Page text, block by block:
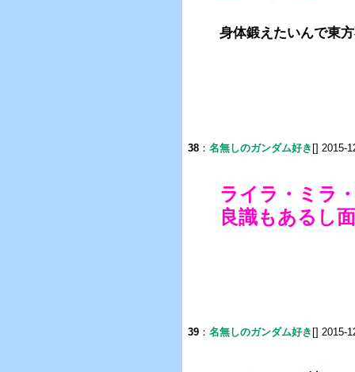
身体鍛えたいんで東
38 ： 名無しのガンダム好き [] 2015-
ライラ・ミラ
良識もあるし
39 ： 名無しのガンダム好き [] 2015-